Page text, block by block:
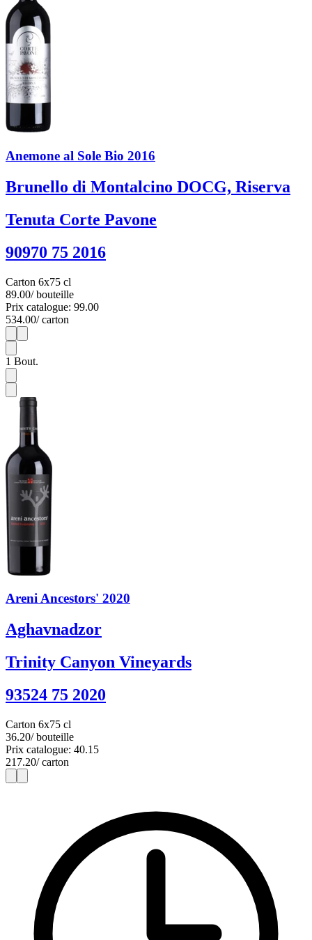
Anemone al Sole Bio 2016
Brunello di Montalcino DOCG, Riserva
Tenuta Corte Pavone
90970 75 2016
Carton 6x75 cl
89.00/ bouteille
Prix catalogue: 99.00
534.00/ carton
1
1 Bout.
Areni Ancestors' 2020
Aghavnadzor
Trinity Canyon Vineyards
93524 75 2020
Carton 6x75 cl
36.20/ bouteille
Prix catalogue: 40.15
217.20/ carton
1